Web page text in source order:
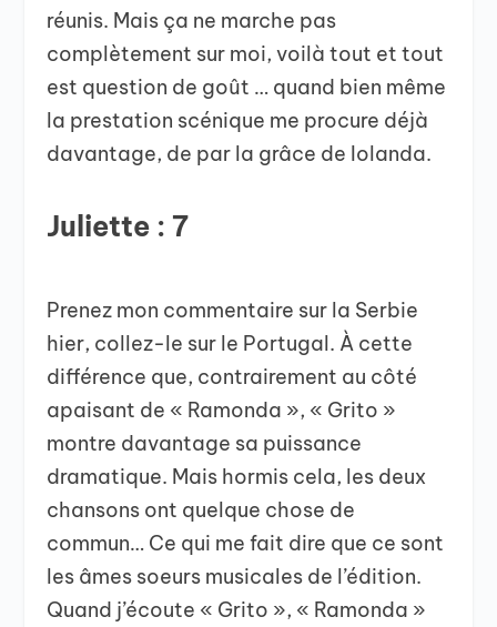
réunis. Mais ça ne marche pas
complètement sur moi, voilà tout et tout
est question de goût … quand bien même
la prestation scénique me procure déjà
davantage, de par la grâce de Iolanda.
Juliette : 7
Prenez mon commentaire sur la Serbie
hier, collez-le sur le Portugal. À cette
différence que, contrairement au côté
apaisant de « Ramonda », « Grito »
montre davantage sa puissance
dramatique. Mais hormis cela, les deux
chansons ont quelque chose de
commun… Ce qui me fait dire que ce sont
les âmes soeurs musicales de l’édition.
Quand j’écoute « Grito », « Ramonda »